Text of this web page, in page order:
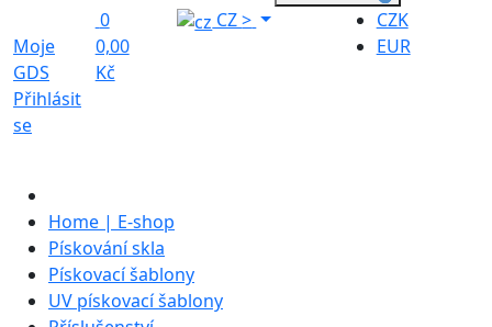
Moje
GDS
Přihlásit
se
0
0,00
Kč
CZ>
CZK
EUR
Home | E-shop
Pískování skla
Pískovací šablony
UV pískovací šablony